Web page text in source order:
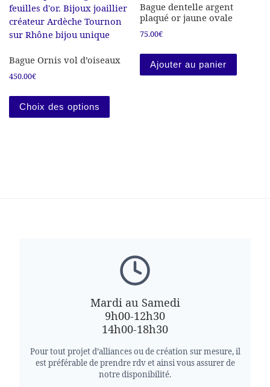
Bague Ornis vol d’oiseaux
450.00€
Choix des options
Bague dentelle argent
plaqué or jaune ovale
75.00€
Ajouter au panier
Mardi au Samedi
9h00-12h30
14h00-18h30
Pour tout projet d’alliances ou de création sur mesure, il
est préférable de prendre rdv et ainsi vous assurer de
notre disponibilité.